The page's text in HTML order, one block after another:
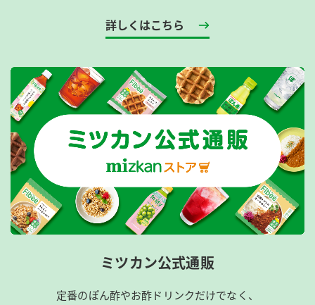
詳しくはこちら
ミツカン公式通販
定番のぽん酢やお酢ドリンクだけでなく、